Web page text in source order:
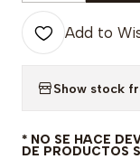
Add to
Show stock
* NO SE HACE
DE PRODUCTOS